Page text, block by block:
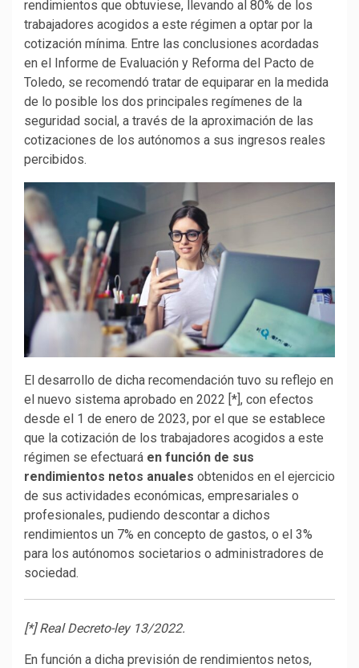
rendimientos que obtuviese, llevando al 80% de los
trabajadores acogidos a este régimen a optar por la
cotización mínima. Entre las conclusiones acordadas
en el Informe de Evaluación y Reforma del Pacto de
Toledo, se recomendó tratar de equiparar en la medida
de lo posible los dos principales regímenes de la
seguridad social, a través de la aproximación de las
cotizaciones de los autónomos a sus ingresos reales
percibidos.
El desarrollo de dicha recomendación tuvo su reflejo en
el nuevo sistema aprobado en 2022 [*], con efectos
desde el 1 de enero de 2023, por el que se establece
que la cotización de los trabajadores acogidos a este
régimen se efectuará en función de sus
rendimientos netos anuales obtenidos en el ejercicio
de sus actividades económicas, empresariales o
profesionales, pudiendo descontar a dichos
rendimientos un 7% en concepto de gastos, o el 3%
para los autónomos societarios o administradores de
sociedad.
[*] Real Decreto-ley 13/2022.
En función a dicha previsión de rendimientos netos,